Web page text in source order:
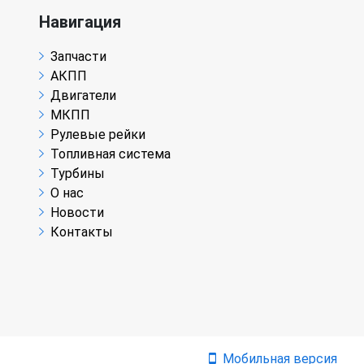
Навигация
Запчасти
АКПП
Двигатели
МКПП
Рулевые рейки
Топливная система
Турбины
О нас
Новости
Контакты
Мобильная версия